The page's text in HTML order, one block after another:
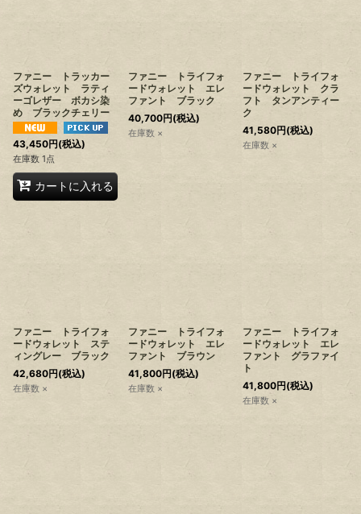
ファニー トラッカー
ズウォレット ラティ
ーゴレザー ボカシ染
め ブラックチェリー
43,450円(税込)
在庫数 1点
カートに入れる
ファニー トライフォ
ードウォレット エレ
ファント ブラック
40,700円(税込)
在庫数 ×
ファニー トライフォ
ードウォレット クラ
フト タンアンティー
ク
41,580円(税込)
在庫数 ×
ファニー トライフォ
ードウォレット ステ
ィングレー ブラック
42,680円(税込)
在庫数 ×
ファニー トライフォ
ードウォレット エレ
ファント ブラウン
41,800円(税込)
在庫数 ×
ファニー トライフォ
ードウォレット エレ
ファント グラファイ
ト
41,800円(税込)
在庫数 ×